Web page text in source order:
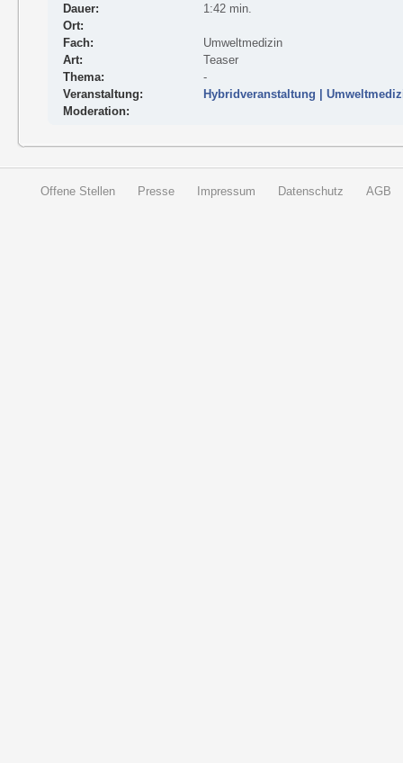
Dauer:
1:42 min.
Ort:
Fach:
Umweltmedizin
Art:
Teaser
Thema:
-
Veranstaltung:
Hybridveranstaltung |
Moderation:
Offene Stellen Presse Impressum Datenschutz AGB